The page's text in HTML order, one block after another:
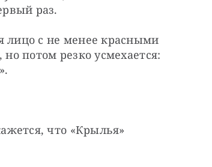
раз.
лицо с не менее красными
потом резко усмехается:
что «Крылья»